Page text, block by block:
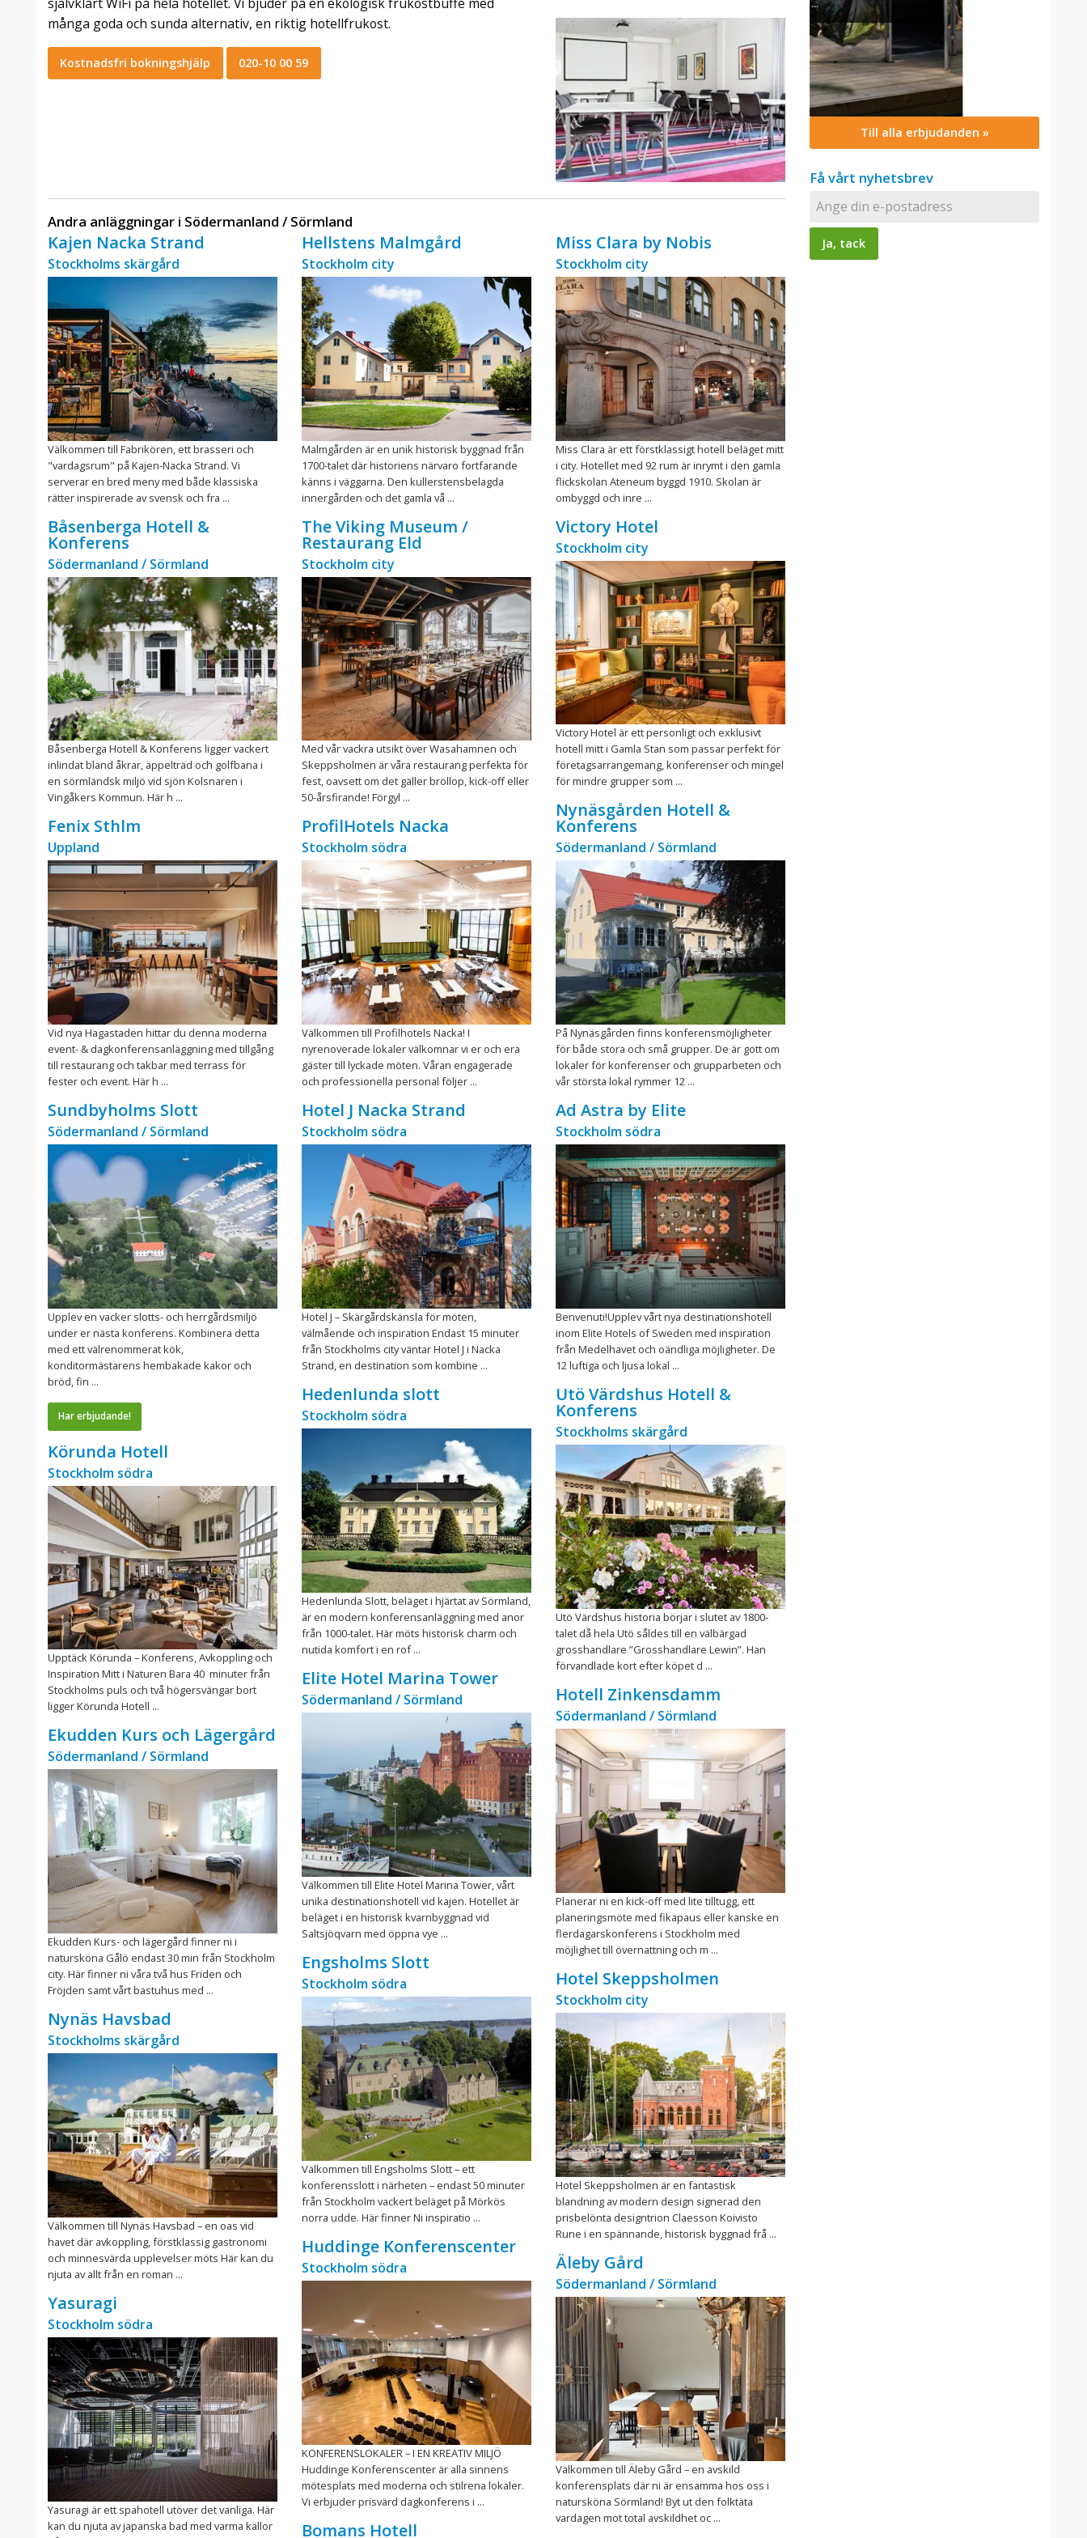
många goda och sunda alternativ, en riktig hotellfrukost.
Kostnadsfri bokningshjälp 020-10 00 59
Andra anläggningar i Södermanland / Sörmland
Kajen Nacka Strand
Stockholms skärgård
Välkommen till Fabrikören, ett brasseri och
"vardagsrum" på Kajen-Nacka Strand. Vi
serverar en bred meny med både klassiska
rätter inspirerade av svensk och fra ...
Båsenberga Hotell &
Konferens
Södermanland / Sörmland
Båsenberga Hotell & Konferens ligger vackert
inlindat bland åkrar, äppelträd och golfbana i
en sörmländsk miljö vid sjön Kolsnaren i
Vingåkers Kommun. Här h ...
Fenix Sthlm
Uppland
Vid nya Hagastaden hittar du denna moderna
event- & dagkonferensanläggning med tillgång
till restaurang och takbar med terrass för
fester och event. Här h ...
Sundbyholms Slott
Södermanland / Sörmland
Upplev en vacker slotts- och herrgårdsmiljö
under er nästa konferens. Kombinera detta
med ett välrenommerat kök,
konditormästarens hembakade kakor och
bröd, fin ...
Har erbjudande!
Körunda Hotell
Stockholm södra
Upptäck Körunda – Konferens, Avkoppling och
Inspiration Mitt i Naturen Bara 40 minuter från
Stockholms puls och två högersvängar bort
ligger Körunda Hotell ...
Ekudden Kurs och Lägergård
Södermanland / Sörmland
Ekudden Kurs- och lägergård finner ni i
natursköna Gålö endast 30 min från Stockholm
city. Här finner ni våra två hus Friden och
Fröjden samt vårt bastuhus med ...
Nynäs Havsbad
Stockholms skärgård
Välkommen till Nynäs Havsbad – en oas vid
havet där avkoppling, förstklassig gastronomi
och minnesvärda upplevelser möts Här kan du
njuta av allt från en roman ...
Yasuragi
Stockholm södra
Yasuragi är ett spahotell utöver det vanliga. Här
kan du njuta av japanska bad med varma källor
Hellstens Malmgård
Stockholm city
Malmgården är en unik historisk byggnad från
1700-talet där historiens närvaro fortfarande
känns i väggarna. Den kullerstensbelagda
innergården och det gamla vå ...
The Viking Museum /
Restaurang Eld
Stockholm city
Med vår vackra utsikt över Wasahamnen och
Skeppsholmen är våra restaurang perfekta för
fest, oavsett om det gäller bröllop, kick-off eller
50-årsfirande! Förgyl ...
ProfilHotels Nacka
Stockholm södra
Välkommen till Profilhotels Nacka! I
nyrenoverade lokaler välkomnar vi er och era
gäster till lyckade möten. Våran engagerade
och professionella personal följer ...
Hotel J Nacka Strand
Stockholm södra
Hotel J – Skärgårdskänsla för möten,
välmående och inspiration Endast 15 minuter
från Stockholms city väntar Hotel J i Nacka
Strand, en destination som kombine ...
Hedenlunda slott
Stockholm södra
Hedenlunda Slott, beläget i hjärtat av Sörmland,
är en modern konferensanläggning med anor
från 1000-talet. Här möts historisk charm och
nutida komfort i en rof ...
Elite Hotel Marina Tower
Södermanland / Sörmland
Välkommen till Elite Hotel Marina Tower, vårt
unika destinationshotell vid kajen. Hotellet är
beläget i en historisk kvarnbyggnad vid
Saltsjöqvarn med öppna vye ...
Engsholms Slott
Stockholm södra
Välkommen till Engsholms Slott – ett
konferensslott i närheten – endast 50 minuter
från Stockholm vackert beläget på Mörkös
norra udde. Här finner Ni inspiratio ...
Huddinge Konferenscenter
Stockholm södra
KONFERENSLOKALER – I EN KREATIV MILJÖ
Huddinge Konferenscenter är alla sinnens
mötesplats med moderna och stilrena lokaler.
Vi erbjuder prisvärd dagkonferens i ...
Bomans Hotell
Miss Clara by Nobis
Stockholm city
Miss Clara är ett förstklassigt hotell beläget mitt
i city. Hotellet med 92 rum är inrymt i den gamla
flickskolan Ateneum byggd 1910. Skolan är
ombyggd och inre ...
Victory Hotel
Stockholm city
Victory Hotel är ett personligt och exklusivt
hotell mitt i Gamla Stan som passar perfekt för
företagsarrangemang, konferenser och mingel
för mindre grupper som ...
Nynäsgården Hotell &
Konferens
Södermanland / Sörmland
På Nynäsgården finns konferensmöjligheter
för både stora och små grupper. De är gott om
lokaler för konferenser och grupparbeten och
vår största lokal rymmer 12 ...
Ad Astra by Elite
Stockholm södra
Benvenuti!Upplev vårt nya destinationshotell
inom Elite Hotels of Sweden med inspiration
från Medelhavet och oändliga möjligheter. De
12 luftiga och ljusa lokal ...
Utö Värdshus Hotell &
Konferens
Stockholms skärgård
Utö Värdshus historia börjar i slutet av 1800-
talet då hela Utö såldes till en välbärgad
grosshandlare ”Grosshandlare Lewin”. Han
förvandlade kort efter köpet d ...
Hotell Zinkensdamm
Södermanland / Sörmland
Planerar ni en kick-off med lite tilltugg, ett
planeringsmöte med fikapaus eller kanske en
flerdagarskonferens i Stockholm med
möjlighet till övernattning och m ...
Hotel Skeppsholmen
Stockholm city
Hotel Skeppsholmen är en fantastisk
blandning av modern design signerad den
prisbelönta designtrion Claesson Koivisto
Rune i en spännande, historisk byggnad frå ...
Äleby Gård
Södermanland / Sörmland
Välkommen till Äleby Gård – en avskild
konferensplats där ni är ensamma hos oss i
natursköna Sörmland! Byt ut den folktäta
vardagen mot total avskildhet oc ...
Till alla erbjudanden »
Få vårt nyhetsbrev